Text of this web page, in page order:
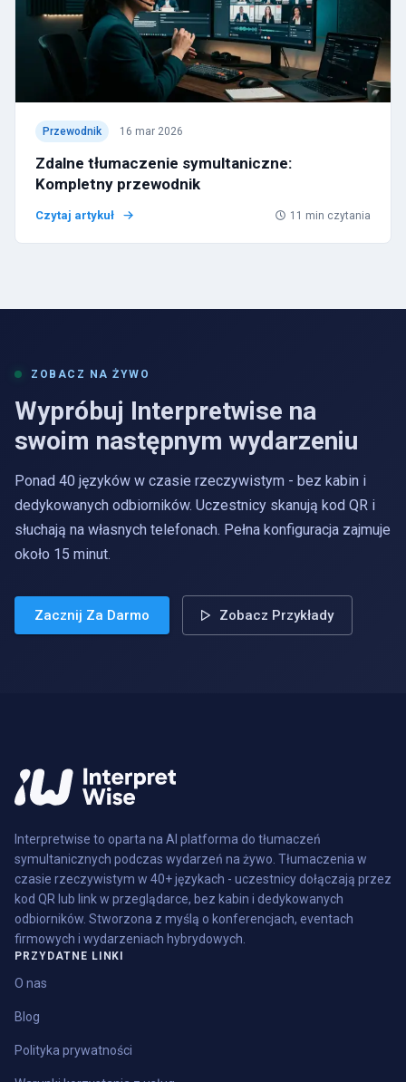
Przewodnik 16 mar 2026
Zdalne tłumaczenie symultaniczne:
Kompletny przewodnik
Czytaj artykuł 11 min czytania
ZOBACZ NA ŻYWO
Wypróbuj Interpretwise na
swoim następnym wydarzeniu
Ponad 40 języków w czasie rzeczywistym - bez kabin i
dedykowanych odbiorników. Uczestnicy skanują kod QR i
słuchają na własnych telefonach. Pełna konfiguracja zajmuje
około 15 minut.
Zacznij Za Darmo Zobacz Przykłady
Interpretwise to oparta na AI platforma do tłumaczeń
symultanicznych podczas wydarzeń na żywo. Tłumaczenia w
czasie rzeczywistym w 40+ językach - uczestnicy dołączają przez
kod QR lub link w przeglądarce, bez kabin i dedykowanych
odbiorników. Stworzona z myślą o konferencjach, eventach
firmowych i wydarzeniach hybrydowych.
PRZYDATNE LINKI
O nas
Blog
Polityka prywatności